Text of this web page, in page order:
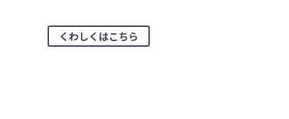
くわしくはこちら